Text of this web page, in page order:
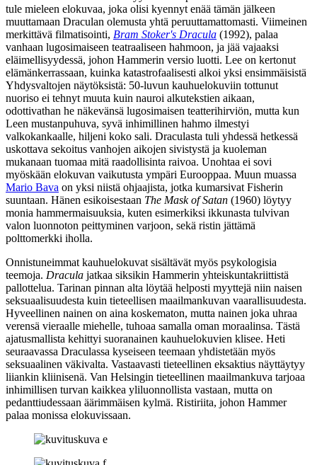
tule mieleen elokuvaa, joka olisi kyennyt enää tämän jälkeen
muuttamaan Draculan olemusta yhtä peruuttamattomasti. Viimeinen
merkittävä filmatisointi, Bram Stoker's Dracula (1992), palaa
vanhaan lugosimaiseen teatraaliseen hahmoon, ja jää vajaaksi
eläimellisyydessä, johon Hammerin versio luotti. Lee on kertonut
elämänkerrassaan, kuinka katastrofaalisesti alkoi yksi ensimmäisistä
Yhdysvaltojen näytöksistä: 50‑luvun kauhuelokuviin tottunut
nuoriso ei tehnyt muuta kuin nauroi alkutekstien aikaan,
odottivathan he näkevänsä lugosimaisen teatterihirviön, mutta kun
Leen mustanpuhuva, syvä inhimillinen hahmo ilmestyi
valkokankaalle, hiljeni koko sali. Draculasta tuli yhdessä hetkessä
uskottava sekoitus vanhojen aikojen sivistystä ja kuoleman
mukanaan tuomaa mitä raadollisinta raivoa. Unohtaa ei sovi
myöskään elokuvan vaikutusta ympäri Eurooppaa. Muun muassa
Mario Bava on yksi niistä ohjaajista, jotka kumarsivat Fisherin
suuntaan. Hänen esikoisestaan The Mask of Satan (1960) löytyy
monia hammermaisuuksia, kuten esimerkiksi ikkunasta tulvivan
valon luonnoton peittyminen varjoon, sekä ristin jättämä
polttomerkki iholla.
Onnistuneimmat kauhuelokuvat sisältävät myös psykologisia
teemoja. Dracula jatkaa siksikin Hammerin yhteiskuntakriittistä
pallottelua. Tarinan pinnan alta löytää helposti myyttejä niin naisen
seksuaalisuudesta kuin tieteellisen maailmankuvan vaarallisuudesta.
Hyveellinen nainen on aina koskematon, mutta nainen joka uhraa
verensä vieraalle miehelle, tuhoaa samalla oman moraalinsa. Tästä
ajatusmallista kehittyi suoranainen kauhuelokuvien klisee. Heti
seuraavassa Draculassa kyseiseen teemaan yhdistetään myös
seksuaalinen väkivalta. Vastaavasti tieteellinen eksaktius näyttäytyy
liiankin kliinisenä. Van Helsingin tieteellinen maailmankuva tarjoaa
inhimillisen turvan kaikkea yliluonnollista vastaan, mutta on
pedanttiudessaan äärimmäisen kylmä. Ristiriita, johon Hammer
palaa monissa elokuvissaan.